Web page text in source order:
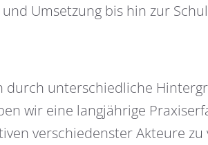
Umsetzung bis hin zur
durch unterschiedliche
wir eine langjährige
verschiedenster Akteure